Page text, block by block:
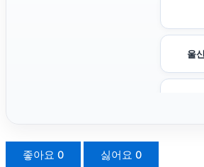
울
좋아요 0 싫어요 0